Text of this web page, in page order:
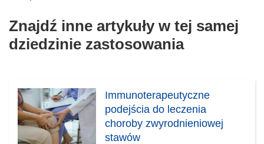
Znajdź inne artykuły w tej samej
dziedzinie zastosowania
Immunoterapeutyczne
podejścia do leczenia
choroby zwyrodnieniowej
stawów